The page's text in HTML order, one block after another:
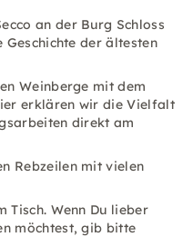
an der Burg Schloss
der ältesten
Weinberge mit dem
erklären wir die Vielfalt
direkt am
Rebzeilen mit vielen
Tisch. Wenn Du lieber
möchtest, gib bitte